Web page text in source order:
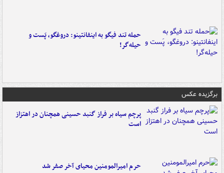
حمله تند فیگو به اینفانتینو: دروغگو، پَست‌ و
حیله‌گر!
برگزیده عکس
پرچم سیاه بر فراز گنبد حسینی همچنان در اهتزاز
است
حرم امیرالمومنین محیای آخر صفر شد